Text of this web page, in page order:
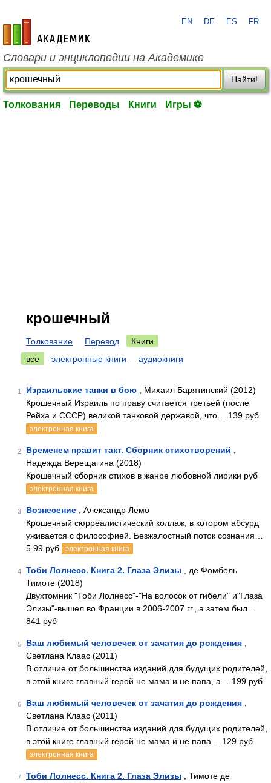
academic.ru
EN DE ES FR
Словари и энциклопедии на Академике
Найти!
Толкования Переводы Книги Игры ⚽
крошечный
Толкование Перевод
Книги
все
электронные книги аудиокниги
1 Израильские танки в бою , Михаил Барятинский (2012)
Крошечный Израиль по праву считается третьей (после
Рейха и СССР) великой танковой державой, что… 139 руб
электронная книга
2 Временем правит такт. Сборник стихотворений
Надежда Верещагина (2018)
Крошечный сборник стихов в жанре любовной лирики руб
электронная книга
3 Вознесение , Александр Лемо
Крошечный сюрреалистический коллаж, в котором абсурд
уживается с философией. Безжалостный поток сознания…
5.99 руб
электронная книга
4 Тоби Лолнесс. Книга 2. Глаза Элизы , де Фомбель
Тимоте (2018)
Двухтомник "Тоби Лолнесс"-"На волосок от гибели" и"Глаза
Элизы"-вышел во Франции в 2006-2007 гг., а затем был…
841 руб
5 Ваш любимый человечек от зачатия до рождения
Светлана Клаас (2011)
В отличие от большинства изданий для будущих родителей,
в этой книге главный герой не мама и не папа, а… 199 руб
6 Ваш любимый человечек от зачатия до рождения
Светлана Клаас (2011)
В отличие от большинства изданий для будущих родителей,
в этой книге главный герой не мама и не папа… 129 руб
электронная книга
7 Тоби Лолнесс. Книга 2. Глаза Элизы , Тимоте де